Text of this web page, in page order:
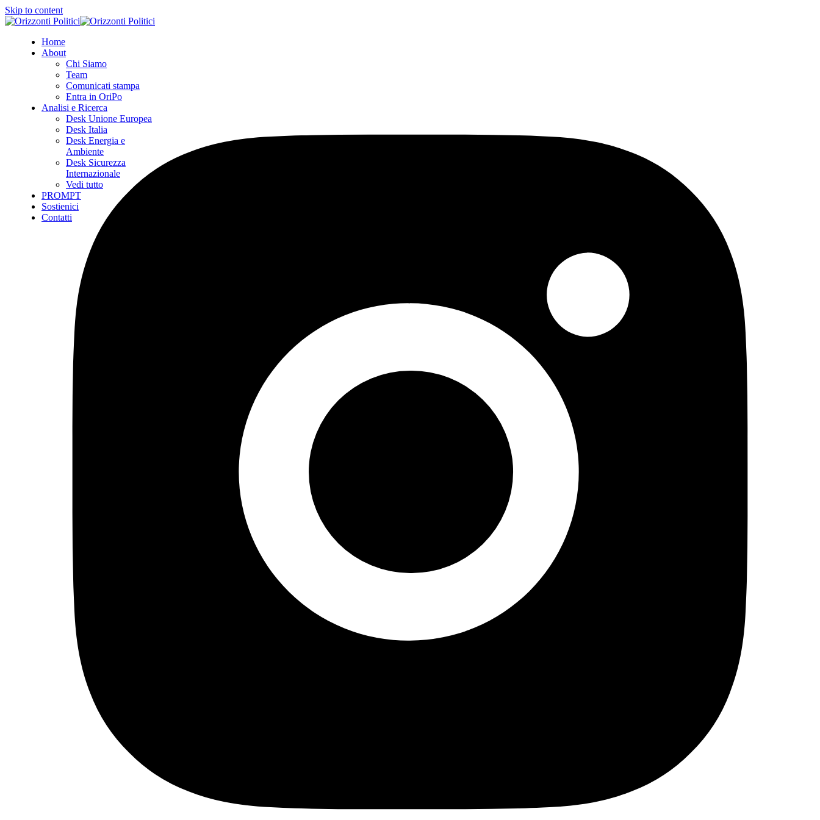
Skip to content
Home
About
Chi Siamo
Team
Comunicati stampa
Entra in OriPo
Analisi e Ricerca
Desk Unione Europea
Desk Italia
Desk Energia e
Ambiente
Desk Sicurezza
Internazionale
Vedi tutto
PROMPT
Sostienici
Contatti